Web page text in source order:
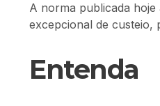
A norma publicada hoje
excepcional de custeio,
Entenda